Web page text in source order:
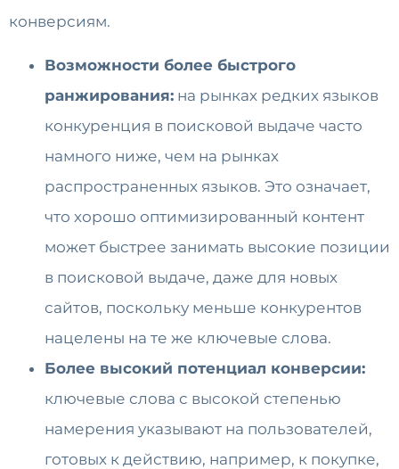
конверсиям.
Возможности более быстрого
ранжирования: на рынках редких языков
конкуренция в поисковой выдаче часто
намного ниже, чем на рынках
распространенных языков. Это означает,
что хорошо оптимизированный контент
может быстрее занимать высокие позиции
в поисковой выдаче, даже для новых
сайтов, поскольку меньше конкурентов
нацелены на те же ключевые слова.
Более высокий потенциал конверсии:
ключевые слова с высокой степенью
намерения указывают на пользователей,
готовых к действию, например, к покупке,